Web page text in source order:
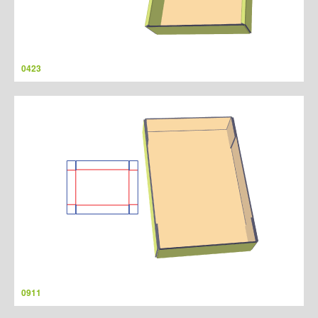
0423
0911